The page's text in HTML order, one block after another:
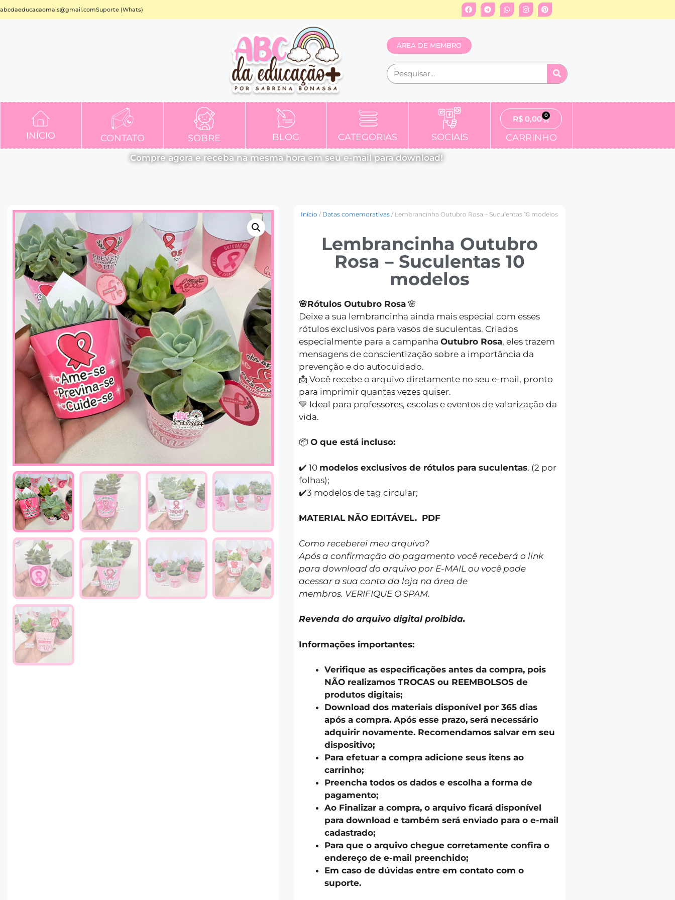
abcdaeducacaomais@gmail.comSuporte (Whats)
ÁREA DE MEMBRO
INÍCIO CONTATO SOBRE BLOG CATEGORIAS SOCIAIS
R$ 0,00 0
CARRINHO
Compre agora e receba na mesma hora em seu e-mail para download!
Início / Datas comemorativas / Lembrancinha Outubro Rosa – Suculentas 10 modelos
Lembrancinha Outubro
Rosa – Suculentas 10
modelos
🌸Rótulos Outubro Rosa 🌸
Deixe a sua lembrancinha ainda mais especial com esses
rótulos exclusivos para vasos de suculentas. Criados
especialmente para a campanha Outubro Rosa, eles trazem
mensagens de conscientização sobre a importância da
prevenção e do autocuidado.
📩 Você recebe o arquivo diretamente no seu e-mail, pronto
para imprimir quantas vezes quiser.
💛 Ideal para professores, escolas e eventos de valorização da
vida.
📦 O que está incluso:
✔️ 10 modelos exclusivos de rótulos para suculentas. (2 por
folhas);
✔️3 modelos de tag circular;
MATERIAL NÃO EDITÁVEL. PDF
Como receberei meu arquivo?
Após a confirmação do pagamento você receberá o link
para download do arquivo por E-MAIL ou você pode
acessar a sua conta da loja na área de
membros. VERIFIQUE O SPAM.
Revenda do arquivo digital proibida.
Informações importantes:
Verifique as especificações antes da compra, pois
NÃO realizamos TROCAS ou REEMBOLSOS de
produtos digitais;
Download dos materiais disponível por 365 dias
após a compra. Após esse prazo, será necessário
adquirir novamente. Recomendamos salvar em seu
dispositivo;
Para efetuar a compra adicione seus itens ao
carrinho;
Preencha todos os dados e escolha a forma de
pagamento;
Ao Finalizar a compra, o arquivo ficará disponível
para download e também será enviado para o e-mail
cadastrado;
Para que o arquivo chegue corretamente confira o
endereço de e-mail preenchido;
Em caso de dúvidas entre em contato com o
suporte.